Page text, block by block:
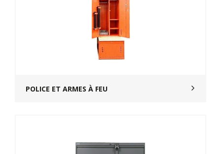
POLICE ET ARMES À FEU